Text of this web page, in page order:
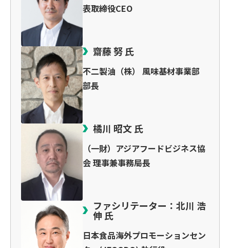
表取締役CEO
齋藤 努 氏
不二製油（株） 風味基材事業部
部長
橘川 昭文 氏
（一財）アジアフードビジネス協
会 理事兼事務局長
ファシリテーター：北川 浩
伸 氏
日本食品海外プロモーションセン